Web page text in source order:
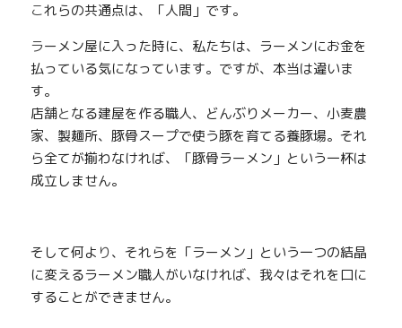
これらの共通点は、「人間」です。
ラーメン屋に入った時に、私たちは、ラーメンにお金を
払っている気になっています。ですが、本当は違いま
す。
店舗となる建屋を作る職人、どんぶりメーカー、小麦農
家、製麺所、豚骨スープで使う豚を育てる養豚場。それ
ら全てが揃わなければ、「豚骨ラーメン」という一杯は
成立しません。
そして何よ り、それらを「ラーメン」という一つの結晶
に変えるラーメン職人がいなければ、我々はそれを口に
することができません。